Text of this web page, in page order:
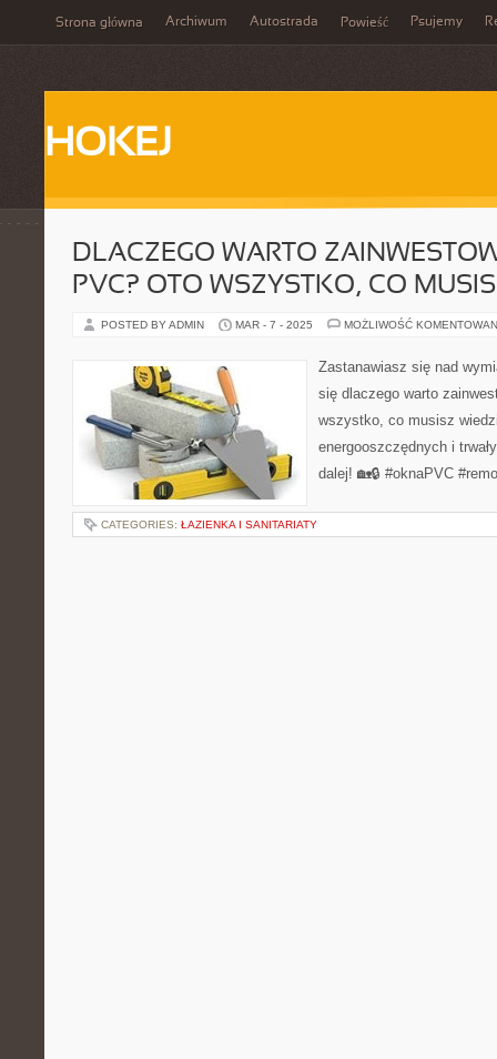
Strona główna Archiwum Autostrada Powieść Psujemy
HOKEJ
DLACZEGO WARTO
PVC? OTO WSZYSTKO, CO
POSTED BY ADMIN MAR - 7 - 2025 MOŻLIWOŚĆ
Zastanawiasz się nad
się dlaczego warto
wszystko, co musisz
energooszczędnych i
dalej! 🏡🔒 #oknaPVC
CATEGORIES: ŁAZIENKA I SANITARIATY